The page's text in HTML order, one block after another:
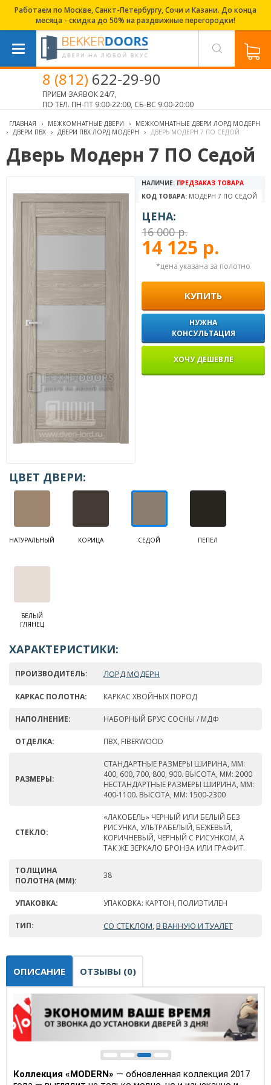
Работаем по Москве, Санкт-Петербургу, Сочи и Казани. До конца
месяца - скидка до 50% на раздвижные перегородки!
8 (812) 622-29-90
ПРИЕМ ЗАЯВОК 24/7,
ПО ТЕЛ. ПН-ПТ 9:00-22:00, СБ-ВС 9:00-20:00
ГЛАВНАЯ › МЕЖКОМНАТНЫЕ ДВЕРИ ›
МЕЖКОМНАТНЫЕ ДВЕРИ ЛОРД МОДЕРН
› ДВЕРИ ПВХ › ДВЕРИ ПВХ ЛОРД МОДЕРН › ДВЕРЬ МОДЕРН 7 ПО СЕДОЙ
Дверь Модерн 7 ПО Седой
НАЛИЧИЕ: ПРЕДЗАКАЗ ТОВАРА
КОД ТОВАРА: МОДЕРН 7 ПО СЕДОЙ
ЦЕНА:
16 000 р.
14 125 р.
*цена указана за полотно
КУПИТЬ
НУЖНА
КОНСУЛЬТАЦИЯ
ХОЧУ ДЕШЕВЛЕ
ЦВЕТ ДВЕРИ:
НАТУРАЛЬНЫЙ КОРИЦА СЕДОЙ ПЕПЕЛ
БЕЛЫЙ
ГЛЯНЕЦ
ХАРАКТЕРИСТИКИ:
ПРОИЗВОДИТЕЛЬ: ЛОРД МОДЕРН
КАРКАС ПОЛОТНА: КАРКАС ХВОЙНЫХ ПОРОД
НАПОЛНЕНИЕ: НАБОРНЫЙ БРУС СОСНЫ / МДФ
ОТДЕЛКА: ПВХ, FIBERWOOD
РАЗМЕРЫ:
СТАНДАРТНЫЕ РАЗМЕРЫ ШИРИНА, ММ:
400, 600, 700, 800, 900. ВЫСОТА, ММ: 2000
НЕСТАНДАРТНЫЕ РАЗМЕРЫ ШИРИНА, ММ:
400-1100. ВЫСОТА, ММ: 1500-2300
СТЕКЛО:
«ЛАКОБЕЛЬ» ЧЕРНЫЙ ИЛИ БЕЛЫЙ БЕЗ
РИСУНКА, УЛЬТРАБЕЛЫЙ, БЕЖЕВЫЙ,
КОРИЧНЕВЫЙ, ЧЕРНЫЙ С РИСУНКОМ, А
ТАК ЖЕ ЗЕРКАЛО БРОНЗА ИЛИ ГРАФИТ.
ТОЛЩИНА
ПОЛОТНА (ММ):
38
УПАКОВКА: УПАКОВКА: КАРТОН, ПОЛИЭТИЛЕН
ТИП: СО СТЕКЛОМ, В ВАННУЮ И ТУАЛЕТ
ОПИСАНИЕ ОТЗЫВЫ (0)
Коллекция «MODERN» — обновленная коллекция 2017